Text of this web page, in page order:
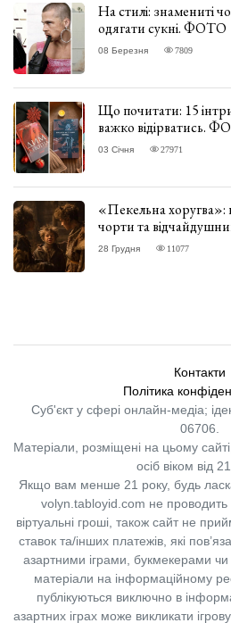
На стилі: знамениті
одягати сукні. ФОТО
08 Березня 7809
Що почитати: 15
важко відірватись.
03 Січня 27971
«Пекельна хоругва»:
чорти та
ВІДГУК
28 Грудня 11077
Контакти
Політика
Суб'єкт у сфері онлайн-медіа;
06706.
Матеріали, розміщені на цьому
осіб віком від
Якщо вам менше 21 року, будь
volyn.tabloyid.com не проводить
віртуальні гроші, також сайт не
ставок та/інших платежів, які
азартними іграми, букмекерами чи
матеріали на інформаційному
публікуються виключно в
азартних іграх може викликати